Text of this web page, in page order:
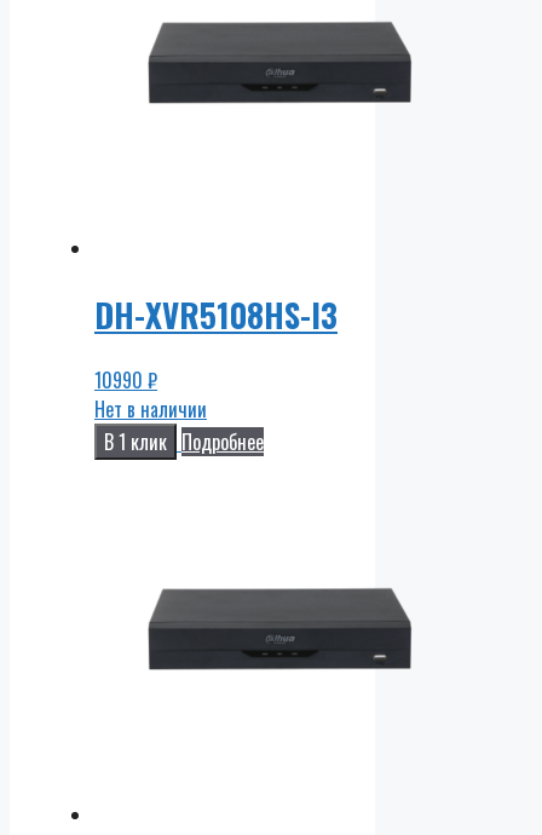
DH-XVR5108HS-I3
10990 ₽
Нет в наличии
В 1 клик Подробнее